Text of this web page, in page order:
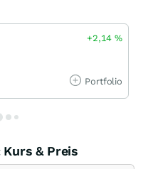
+2,14%
Portfolio
& Preis